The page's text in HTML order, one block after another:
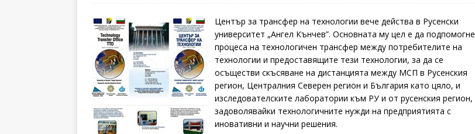
Център за трансфер на технологии вече действа в Русенски
университет „Ангел Кънчев”. Основната му цел е да подпомогне
процеса на технологичен трансфер между потребителите на
технологии и предоставящите тези технологии, за да се
осъществи скъсяване на дистанцията между МСП в Русенския
регион, Централния Северен регион и България като цяло, и
изследователските лаборатории към РУ и от русенския регион,
задоволявайки технологичните нужди на предприятията с
иновативни и научни решения.